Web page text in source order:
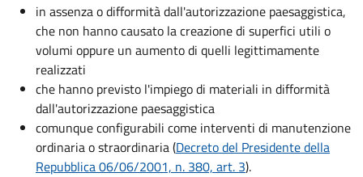
in assenza o difformità dall'autorizzazione paesaggistica,
che non hanno causato la creazione di superfici utili o
volumi oppure un aumento di quelli legittimamente
realizzati
che hanno previsto l'impiego di materiali in difformità
dall'autorizzazione paesaggistica
comunque configurabili come interventi di manutenzione
ordinaria o straordinaria (Decreto del Presidente della
Repubblica 06/06/2001, n. 380, art. 3).